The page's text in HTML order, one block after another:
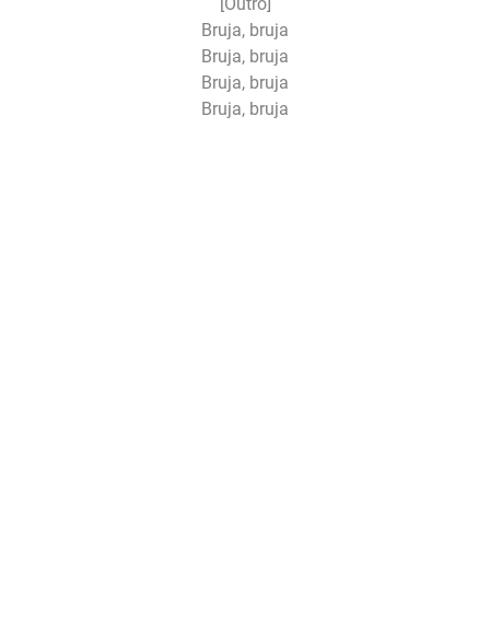
Bruja, bruja
Bruja, bruja
Bruja, bruja
Bruja, bruja